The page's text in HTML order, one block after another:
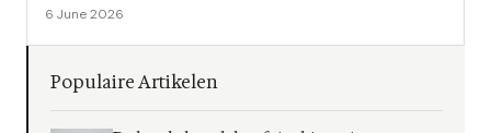
6 June 2026
Populaire Artikelen